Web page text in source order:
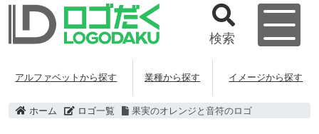
検索
アルファベットから探す 業種から探す イメージから探す
ホーム ロゴ一覧 果実のオレンジと音符のロゴ